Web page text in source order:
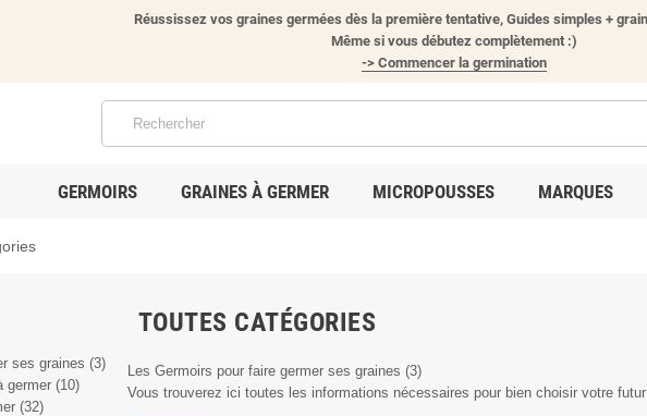
Réussissez vos graines germées dès la première tentative, Guides simples +
Même si vous débutez complètement :)
-> Commencer la germination
GERMOIRS GRAINES À GERMER MICROPOUSSES MARQUES
ses graines (3)
germer (10)
(32)
TOUTES CATÉGORIES
Les Germoirs pour faire germer ses graines (3)
Vous trouverez ici toutes les informations nécessaires pour bien choisir votre